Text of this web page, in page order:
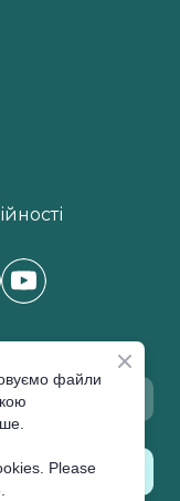
файли
Please